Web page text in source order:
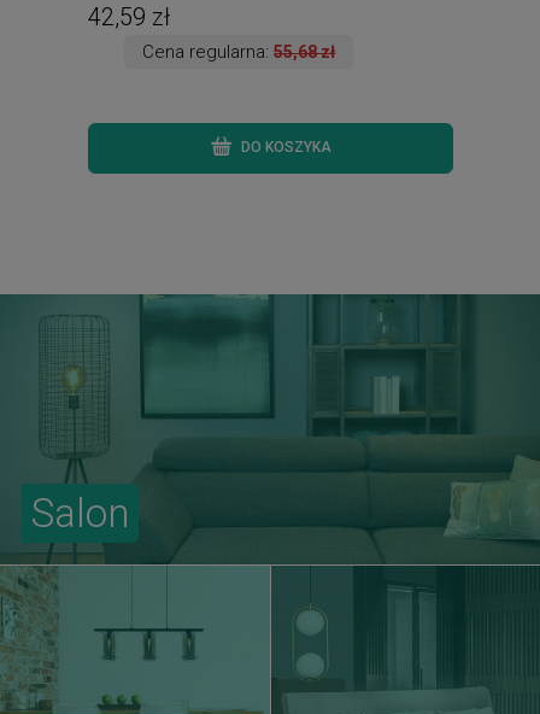
42,59 zł
Cena regularna:55,68 zł
DO KOSZYKA
Salon